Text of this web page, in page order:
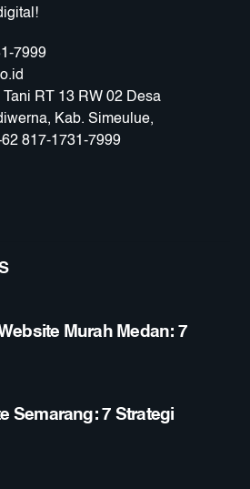
7999
RT 13 RW 02 Desa
Kab. Simeulue,
817-1731-7999
Murah Medan: 7
Semarang: 7 Strategi